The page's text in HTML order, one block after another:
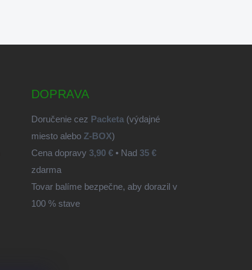
DOPRAVA
Doručenie cez Packeta(výdajné
miesto alebo Z-BOX)
Cena dopravy 3,90 €• Nad 35 €
zdarma
Tovar balíme bezpečne, aby dorazil v
100 % stave